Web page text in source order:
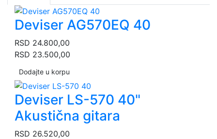
Deviser AG570EQ 40
RSD 24.800,00
RSD 23.500,00
Dodajte u korpu
Deviser LS-570 40"
Akustična gitara
RSD 26.520,00